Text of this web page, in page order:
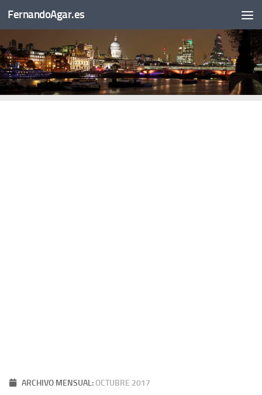
Saltar al contenido
FernandoAgar.es
ARCHIVO MENSUAL:OCTUBRE 2017